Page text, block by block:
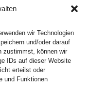
wir Technologien
und/oder darauf
zustimmst, können wir
IDs auf dieser Website
erteilst oder
und Funktionen